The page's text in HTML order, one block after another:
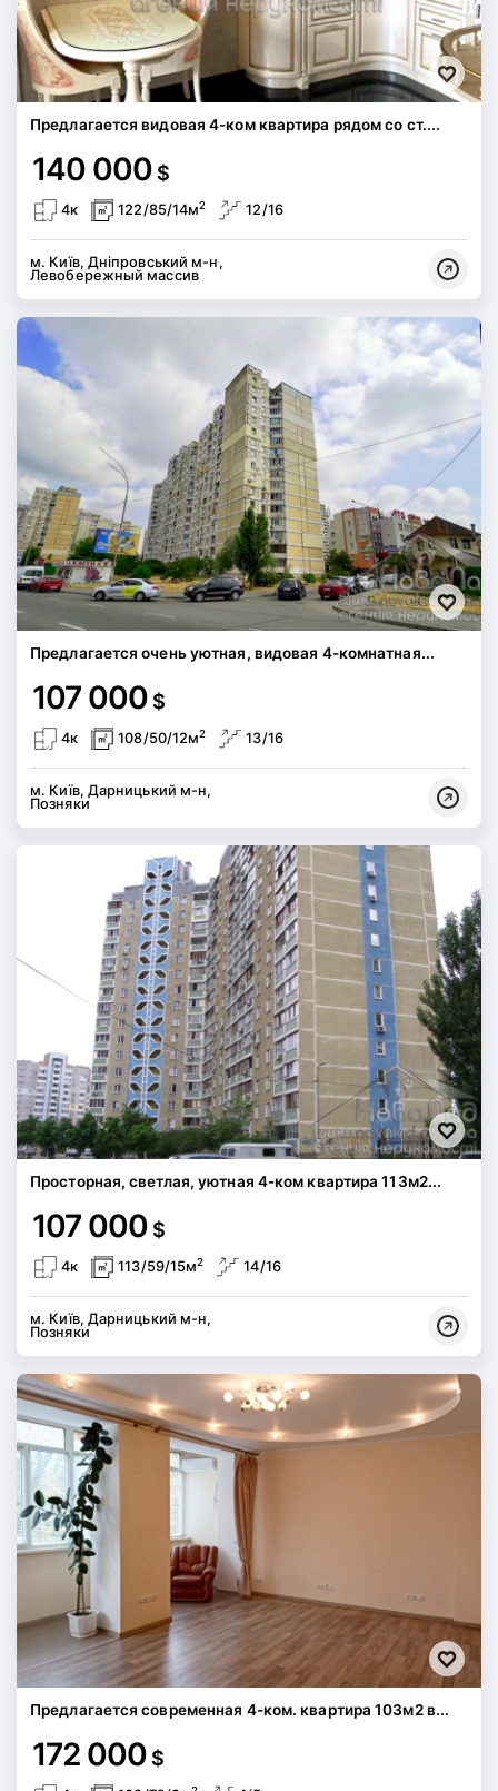
Предлагается видовая 4-ком квартира рядом со ст....
140 000 $
4к 122/85/14м2 12/16
м. Київ, Дніпровський м-н,
Левобережный массив
Предлагается очень уютная, видовая 4-комнатная...
107 000 $
4к 108/50/12м2 13/16
м. Київ, Дарницький м-н,
Позняки
Просторная, светлая, уютная 4-ком квартира 113м2...
107 000 $
4к 113/59/15м2 14/16
м. Київ, Дарницький м-н,
Позняки
Предлагается современная 4-ком. квартира 103м2 в...
172 000 $